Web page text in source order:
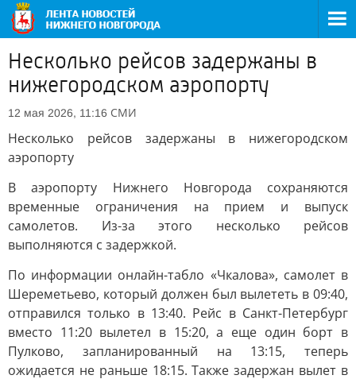
Несколько рейсов задержаны в
нижегородском аэропорту
12 мая 2026, 11:16 СМИ
Несколько рейсов задержаны в нижегородском
аэропорту
В аэропорту Нижнего Новгорода сохраняются
временные ограничения на прием и выпуск
самолетов. Из-за этого несколько рейсов
выполняются с задержкой.
По информации онлайн-табло «Чкалова», самолет в
Шереметьево, который должен был вылететь в 09:40,
отправился только в 13:40. Рейс в Санкт-Петербург
вместо 11:20 вылетел в 15:20, а еще один борт в
Пулково, запланированный на 13:15, теперь
ожидается не раньше 18:15. Также задержан вылет в